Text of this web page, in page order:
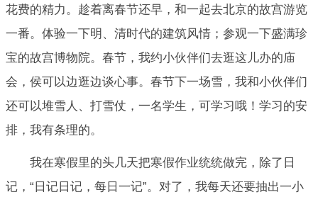
花费的精力。趁着离春节还早，和一起去北京的故宫游览
一番。体验一下明、清时代的建筑风情；参观一下盛满珍
宝的故宫博物院。春节，我约小伙伴们去逛这儿办的庙
会，侯可以边逛边谈心事。春节下一场雪，我和小伙伴们
还可以堆雪人、打雪仗，一名学生，可学习哦！学习的安
排，我有条理的。
我在寒假里的头几天把寒假作业统统做完，除了日
记，“日记日记，每日一记”。对了，我每天还要抽出一小